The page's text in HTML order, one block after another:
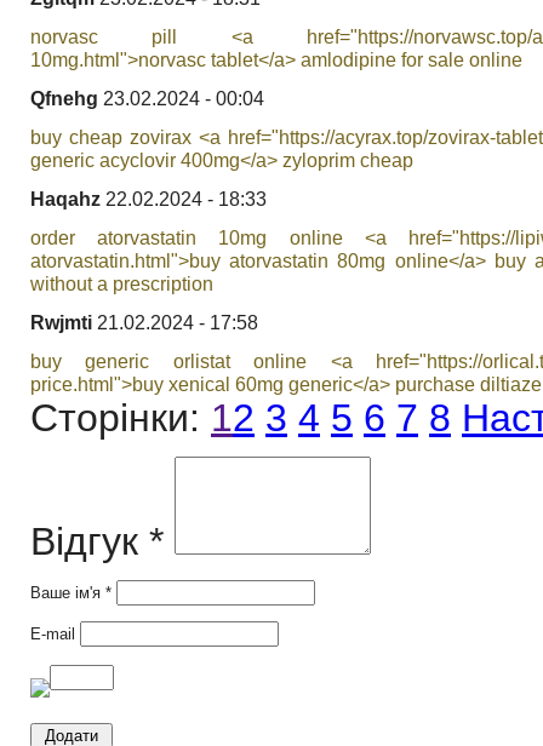
norvasc pill <a href="https://norvawsc.top/
10mg.html">norvasc tablet</a> amlodipine for sale online
Qfnehg 23.02.2024 - 00:04
buy cheap zovirax <a href="https://acyrax.top/zovirax-
generic acyclovir 400mg</a> zyloprim cheap
Haqahz 22.02.2024 - 18:33
order atorvastatin 10mg online <a href="https://
atorvastatin.html">buy atorvastatin 80mg online</a> buy
without a prescription
Rwjmti 21.02.2024 - 17:58
buy generic orlistat online <a href="https://
price.html">buy xenical 60mg generic</a> purchase
Сторінки: 12 3 4 5 6 7 8
Відгук *
Ваше ім'я *
E-mail